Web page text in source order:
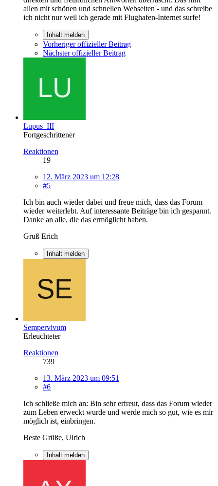
allen mit schönen und schnellen Webseiten - und das schreibe
ich nicht nur weil ich gerade mit Flughafen-Internet surfe!
Inhalt melden
Vorheriger offizieller Beitrag
Nächster offizieller Beitrag
Lupus_III
Fortgeschrittener
Reaktionen
19
12. März 2023 um 12:28
#5
Ich bin auch wieder dabei und freue mich, dass das Forum
wieder weiterlebt. Auf interessante Beiträge bin ich gespannt.
Danke an alle, die das ermöglicht haben.
Gruß Erich
Inhalt melden
Sempervivum
Erleuchteter
Reaktionen
739
13. März 2023 um 09:51
#6
Ich schließe mich an: Bin sehr erfreut, dass das Forum wieder
zum Leben erweckt wurde und werde mich so gut, wie es mir
möglich ist, einbringen.
Beste Grüße, Ulrich
Inhalt melden